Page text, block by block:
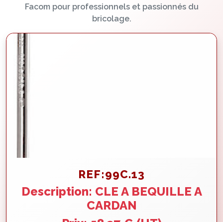
Facom pour professionnels et passionnés du
bricolage.
REF:99C.13
Description: CLE A BEQUILLE A
CARDAN